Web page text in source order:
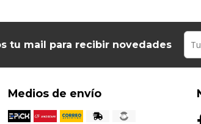
tu mail para recibir novedades
Medios de envío